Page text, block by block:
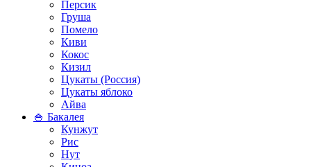
Персик
Груша
Помело
Киви
Кокос
Кизил
Цукаты (Россия)
Цукаты яблоко
Айва
🍚 Бакалея
Кунжут
Рис
Нут